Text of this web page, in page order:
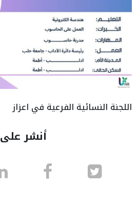
اللجنة النسائية الفرعية في اعزاز
أنشر على
انشر انشر